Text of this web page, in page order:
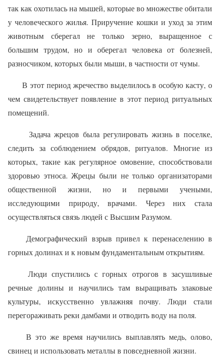
так как охотилась на мышей, которые во множестве обитали
у человеческого жилья. Приручение кошки и уход за этим
животным сберегал не только зерно, выращенное с
большим трудом, но и оберегал человека от болезней,
разносчиком, которых были мыши, в частности от чумы.
В этот период жречество выделилось в особую касту, о
чем свидетельствует появление в этот период ритуальных
помещений.
Задача жрецов была регулировать жизнь в поселке,
следить за соблюдением обрядов, ритуалов. Многие из
которых, такие как регулярное омовение, способствовали
здоровью этноса. Жрецы были не только организаторами
общественной жизни, но и первыми учеными,
исследующими природу, врачами. Через них стала
осуществляться связь людей с Высшим Разумом.
Демографический взрыв привел к перенаселению в
горных долинах и к новым фундаментальным открытиям.
Люди спустились с горных отрогов в засушливые
речные долины и научились там выращивать злаковые
культуры, искусственно увлажняя почву. Люди стали
перегораживать реки дамбами и отводить воду на поля.
В это же время научились выплавлять медь, олово,
свинец и использовать металлы в повседневной жизни.